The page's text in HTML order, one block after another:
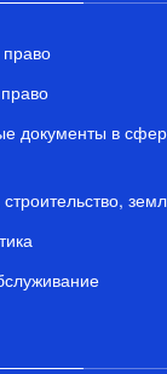
документы в